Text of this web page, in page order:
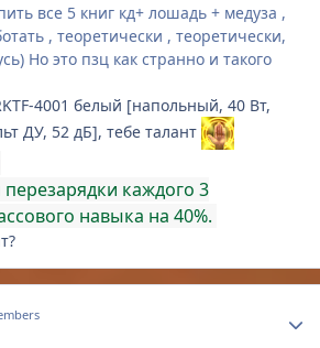
все 5 книг кд+ лошадь + медуза ,
, теоретически , теоретически,
Но это пзц как странно и такого
4001 белый [напольный, 40 Вт,
ДУ, 52 дБ], тебе талант
каждого 3
навыка на 40%.